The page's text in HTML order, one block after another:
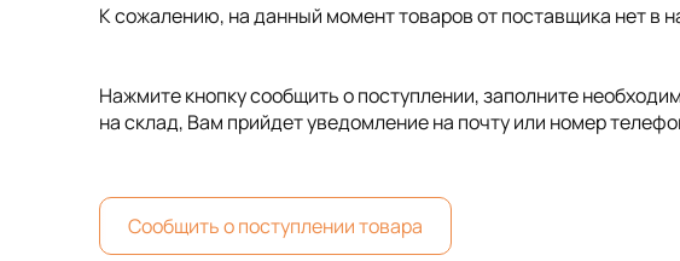
К сожалению, на данный момент товаров от поставщика нет в
Нажмите кнопку сообщить о поступлении, заполните
на склад, Вам прийдет уведомление на почту или номер
Сообщить о поступлении товара